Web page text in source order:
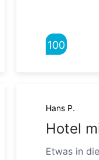
100
Hans P.
Hotel
Etwas in